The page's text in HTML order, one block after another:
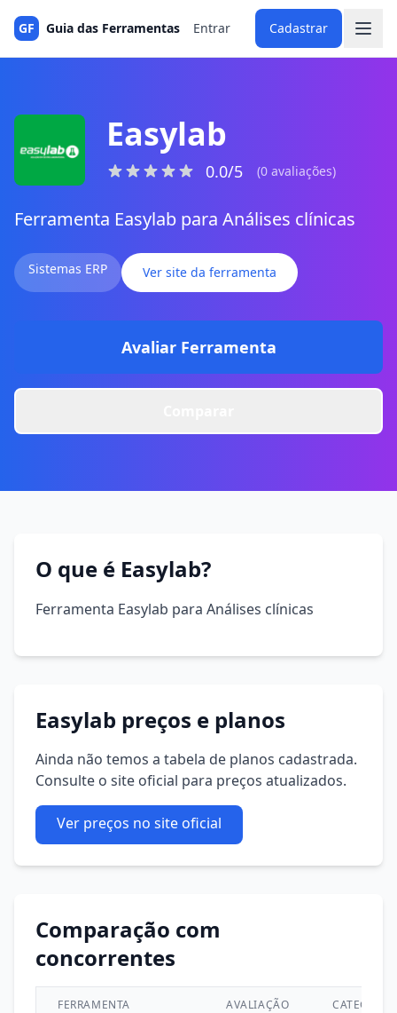
GF Guia das Ferramentas Entrar Cadastrar
Easylab
0.0/5 (0 avaliações)
Ferramenta Easylab para Análises clínicas
Sistemas ERP Ver site da ferramenta
Avaliar Ferramenta
O que é Easylab?
Ferramenta Easylab para Análises clínicas
Easylab preços e planos
Ainda não temos a tabela de planos cadastrada.
Consulte o site oficial para preços atualizados.
Ver preços no site oficial
Comparação com
concorrentes
FERRAMENTA AVALIAÇÃO CATEGORIA